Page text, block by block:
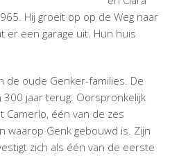
Hij groeit op op de Weg naar
er een garage uit. Hun huis
de oude Genker-families. De
jaar terug. Oorspronkelijk
Camerlo, één van de zes
waarop Genk gebouwd is. Zijn
zich als één van de eerste